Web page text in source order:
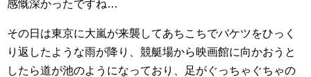
感慨深かったですね…
その日は東京に大嵐が来襲してあちこちでバケツをひっく
り返したような雨が降り、競艇場から映画館に向かおうと
したら道が池のようになっており、足がぐっちゃぐちゃの